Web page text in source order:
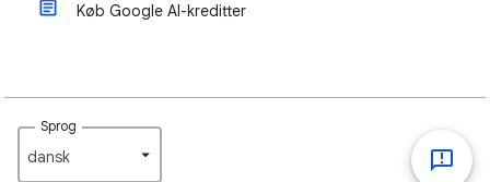
Køb Google AI-kreditter
Sprog
dansk‎